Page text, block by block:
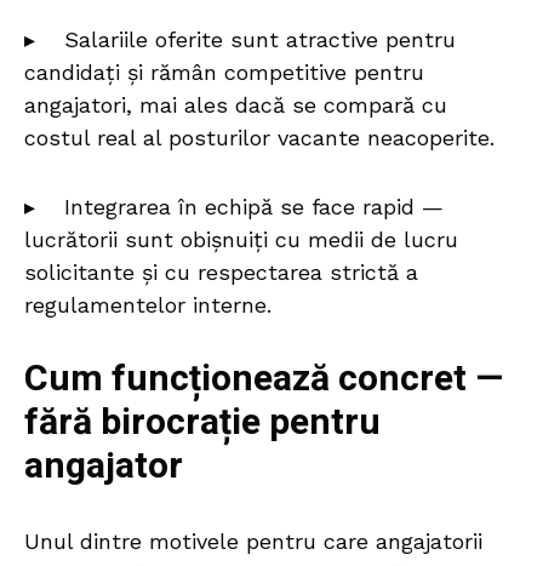
▸ Salariile oferite sunt atractive pentru
candidați și rămân competitive pentru
angajatori, mai ales dacă se compară cu
costul real al posturilor vacante neacoperite.
▸ Integrarea în echipă se face rapid —
lucrătorii sunt obișnuiți cu medii de lucru
solicitante și cu respectarea strictă a
regulamentelor interne.
Cum funcționează concret —
fără birocrație pentru
angajator
Unul dintre motivele pentru care angajatorii